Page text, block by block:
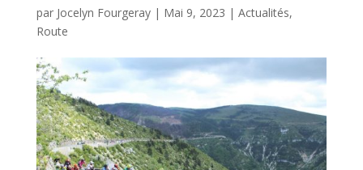
par Jocelyn Fourgeray| Mai 9, 2023 | Actualités,
Route